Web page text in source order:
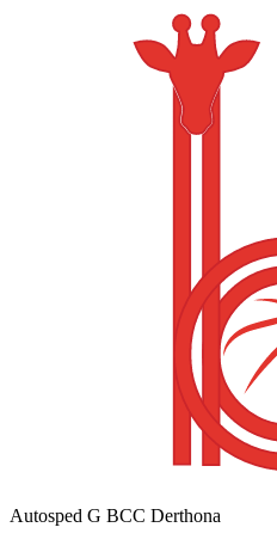
Autosped G BCC Derthona